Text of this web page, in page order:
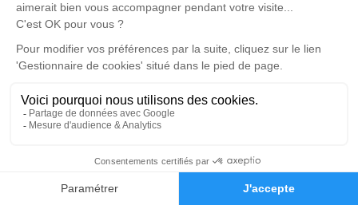
Faire-part Hommages
Nous vous remercions par avance de ne pas envoyer de
fleurs, vos pensées et vos mots suffisent.
Vous pouvez éventuellement faire un don à une
Merci pour vos pensées et votre soutien.
Je rends hommage